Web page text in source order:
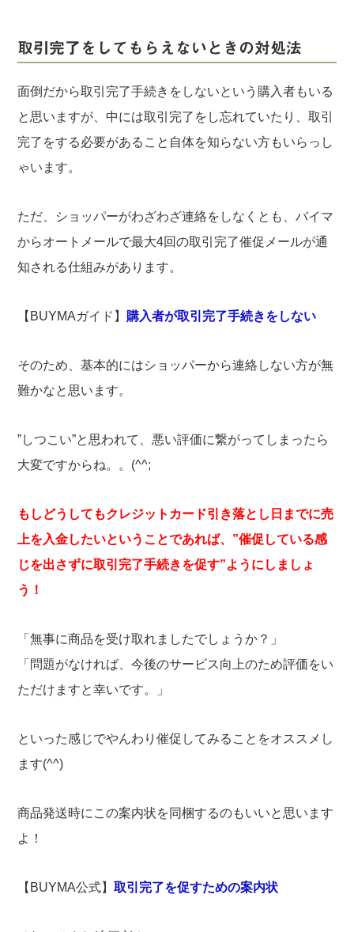
取引完了をしてもらえないときの対処法
面倒だから取引完了手続きをしないという購入者もいる
と思いますが、中には取引完了をし忘れていたり、取引
完了をする必要があること自体を知らない方もいらっし
ゃいます。
ただ、ショッパーがわざわざ連絡をしなくとも、バイマ
からオートメールで最大4回の取引完了催促メールが通
知される仕組みがあります。
【BUYMAガイド】 購入者が取引完了手続きをしない
そのため、基本的にはショッパーから連絡しない方が無
難かなと思います。
”しつこい”と思われて、悪い評価に繋がってしまったら
大変ですからね。。(^^;
もしどうしてもクレジットカード引き落とし日までに売
上を入金したいということであれば、”催促している感
じを出さずに取引完了手続きを促す”ようにしましょ
う！
「無事に商品を受け取れましたでしょうか？」
「問題がなければ、今後のサービス向上のため評価をい
ただけますと幸いです。」
といった感じでやんわり催促してみることをオススメし
ます(^^)
商品発送時にこの案内状を同梱するのもいいと思います
よ！
【BUYMA公式】取引完了を促すための案内状